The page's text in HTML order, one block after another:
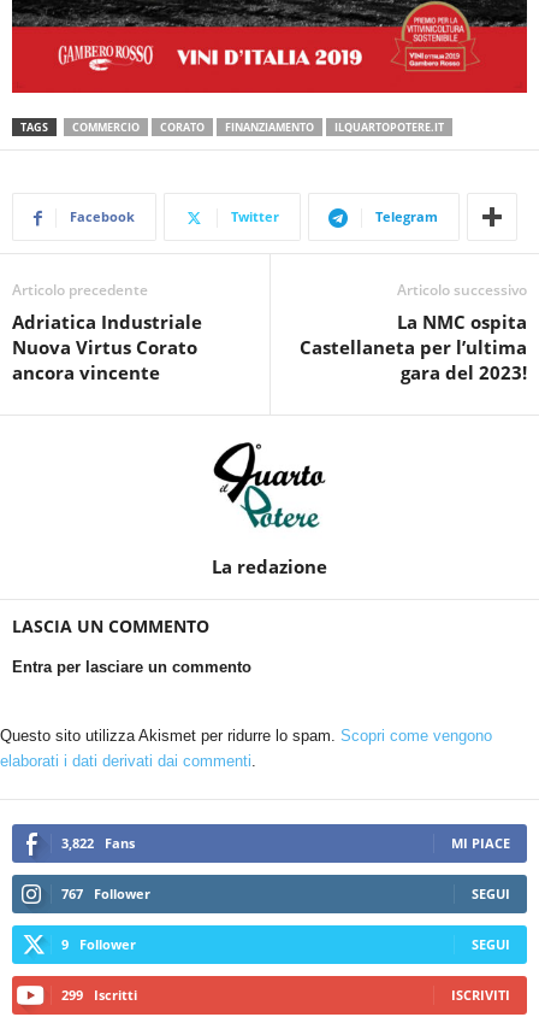
TAGS COMMERCIO CORATO FINANZIAMENTO ILQUARTOPOTERE.IT
Facebook Twitter Telegram
Articolo precedente
Adriatica Industriale
Nuova Virtus Corato
ancora vincente
Articolo successivo
La NMC ospita
Castellaneta per l’ultima
gara del 2023!
La redazione
LASCIA UN COMMENTO
Entra per lasciare un commento
Questo sito utilizza Akismet per ridurre lo spam. Scopri come vengono
elaborati i dati derivati dai commenti.
3,822 Fans MI PIACE
767 Follower SEGUI
9 Follower SEGUI
299 Iscritti ISCRIVITI